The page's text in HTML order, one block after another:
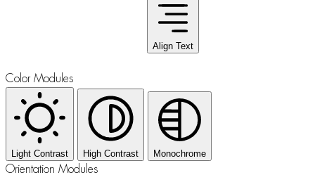
Align Text
Color Modules
Light Contrast High Contrast Monochrome
Orientation Modules